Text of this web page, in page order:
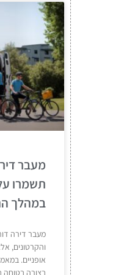
מעבר
תשמרו
במהלך
מעבר דירה
והקרטונים,
אופניים.